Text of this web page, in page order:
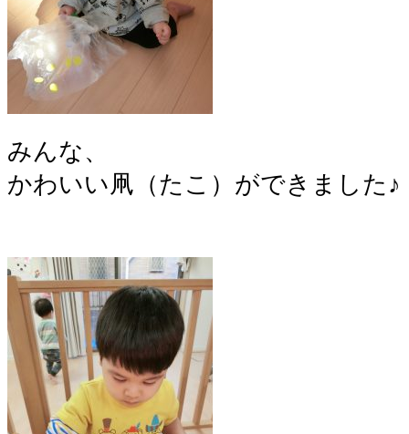
みんな、
かわいい凧（たこ）ができました♪